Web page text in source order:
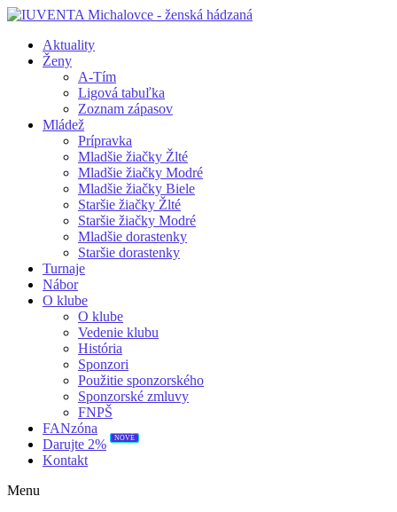
Aktuality
Ženy
A-Tím
Ligová tabuľka
Zoznam zápasov
Mládež
Prípravka
Mladšie žiačky Žlté
Mladšie žiačky Modré
Mladšie žiačky Biele
Staršie žiačky Žlté
Staršie žiačky Modré
Mladšie dorastenky
Staršie dorastenky
Turnaje
Nábor
O klube
O klube
Vedenie klubu
História
Sponzori
Použitie sponzorského
Sponzorské zmluvy
FNPŠ
FANzóna
Darujte 2%
NOVÉ
Kontakt
Menu